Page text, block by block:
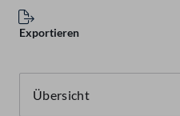
Exportieren